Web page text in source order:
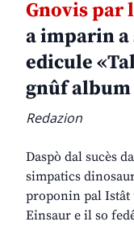
Gnovis par
a imparin a
edicule
gnûf
Redazion
Daspò dal sucès
simpatics
proponin pal Istât
Einsaur e il so